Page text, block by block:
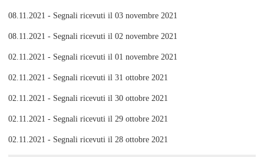
08.11.2021 - Segnali ricevuti il 03 novembre 2021
08.11.2021 - Segnali ricevuti il 02 novembre 2021
02.11.2021 - Segnali ricevuti il 01 novembre 2021
02.11.2021 - Segnali ricevuti il 31 ottobre 2021
02.11.2021 - Segnali ricevuti il 30 ottobre 2021
02.11.2021 - Segnali ricevuti il 29 ottobre 2021
02.11.2021 - Segnali ricevuti il 28 ottobre 2021